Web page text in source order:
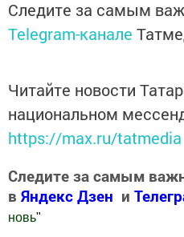
Следите за самым
Telegram-канале
Читайте новости
национальном
https://max.ru/tatmedia
Следите за самым
в Яндекс Дзен и
новь"